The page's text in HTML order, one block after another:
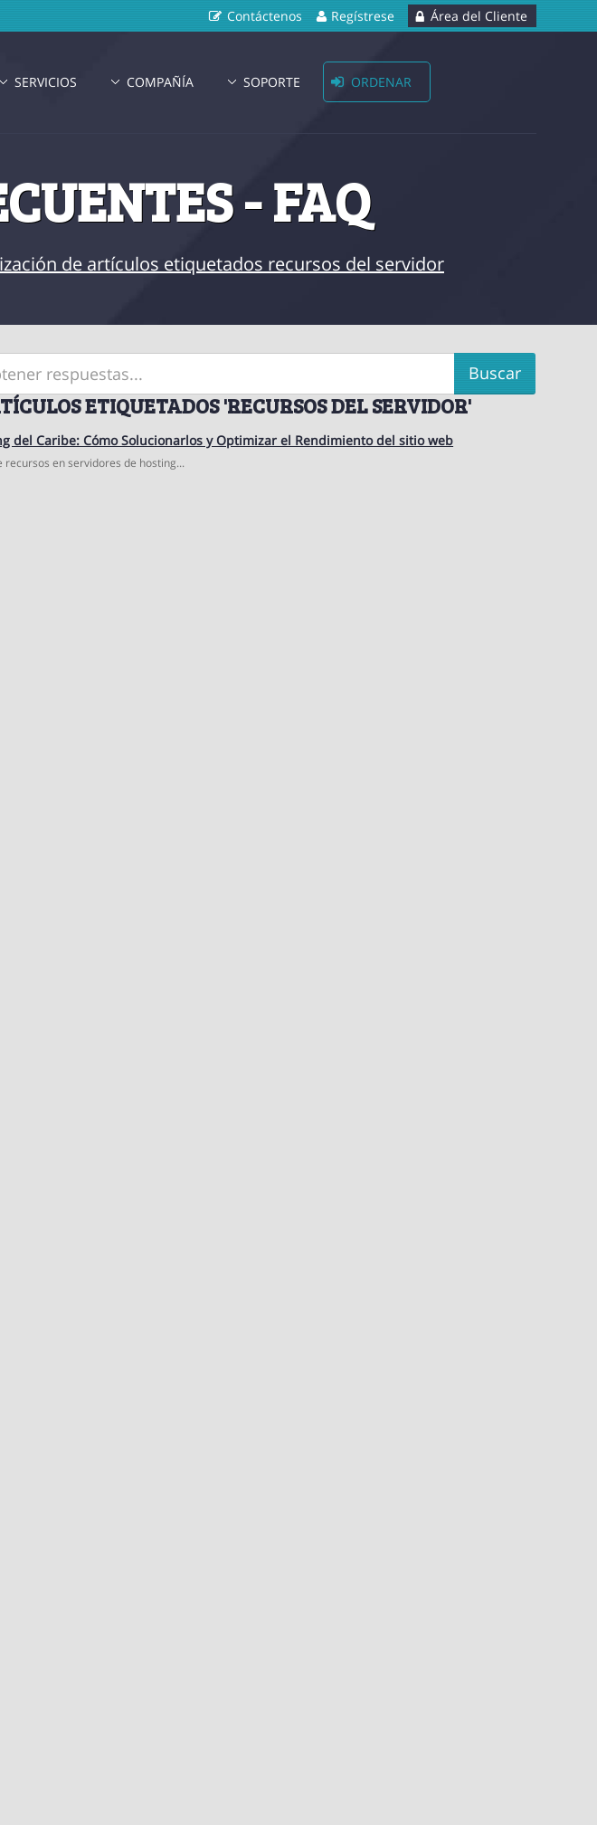
Contáctenos Regístrese Área del Cliente
SERVICIOS COMPAÑÍA SOPORTE ORDENAR
- FAQ
de artículos etiquetados recursos del servidor
ETIQUETADOS 'RECURSOS DEL SERVIDOR'
del Caribe: Cómo Solucionarlos y Optimizar el Rendimiento del sitio web
recursos en servidores de hosting...